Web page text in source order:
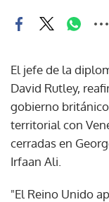
El jefe de la
David Rutley,
gobierno
territorial con
cerradas en
Irfaan Ali.
"El Reino Unido